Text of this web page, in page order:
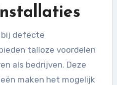
talloze voordelen
als bedrijven. Deze
maken het mogelijk